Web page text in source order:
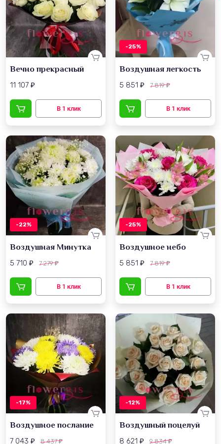
Вечно прекрасный
11 107 ₽
-25%
Воздушная легкость
5 851 ₽ 7 819₽
-22%
Воздушная Минутка
5 710 ₽ 7 279₽
-25%
Воздушное небо
5 851 ₽ 7 819₽
-17%
Воздушное послание
7 043 ₽ 8 437₽
-12%
Воздушный поцелуй
8 621 ₽ 9 834₽